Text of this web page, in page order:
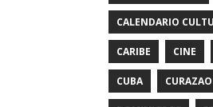
CALENDARIO
CARIBE CINE
CUBA CURAZAO